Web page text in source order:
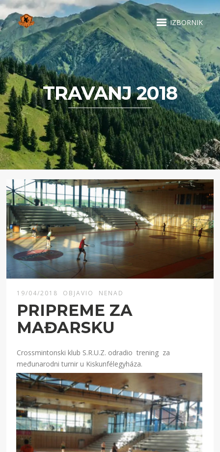
IZBORNIK
TRAVANJ 2018
19/04/2018 OBJAVIO NENAD
PRIPREME ZA
MAĐARSKU
Crossmintonski klub S.R.U.Z. odradio trening za
međunarodni turnir u Kiskunfélegyháza.